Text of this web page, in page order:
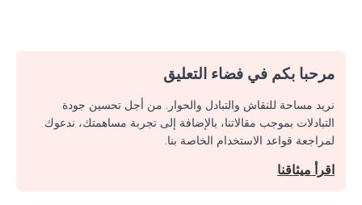
مرحبا بكم في فضاء التعليق
نريد مساحة للنقاش والتبادل والحوار. من أجل تحسين جودة
التبادلات بموجب مقالاتنا، بالإضافة إلى تجربة مساهمتك، ندعوك
لمراجعة قواعد الاستخدام الخاصة بنا.
اقرأ ميثاقنا